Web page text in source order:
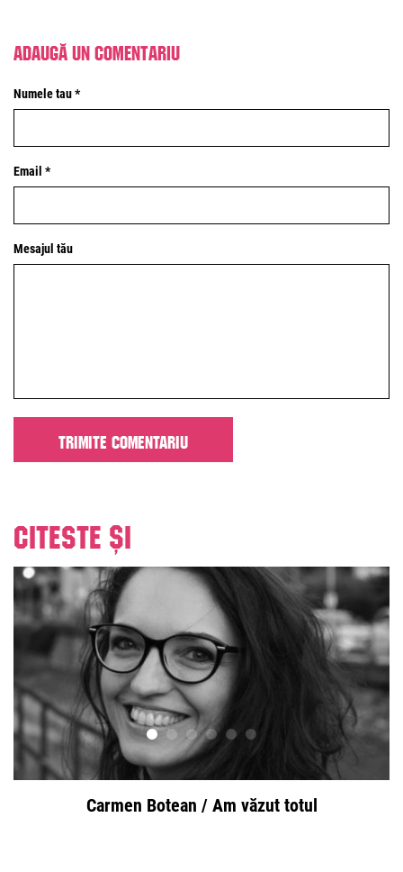
Adaugă un comentariu
Numele tau *
Email *
Mesajul tău
Citeste și
Carmen Botean / Am văzut totul